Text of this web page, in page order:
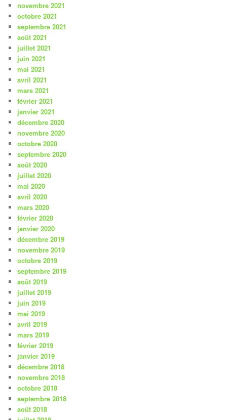
novembre 2021
octobre 2021
septembre 2021
août 2021
juillet 2021
juin 2021
mai 2021
avril 2021
mars 2021
février 2021
janvier 2021
décembre 2020
novembre 2020
octobre 2020
septembre 2020
août 2020
juillet 2020
mai 2020
avril 2020
mars 2020
février 2020
janvier 2020
décembre 2019
novembre 2019
octobre 2019
septembre 2019
août 2019
juillet 2019
juin 2019
mai 2019
avril 2019
mars 2019
février 2019
janvier 2019
décembre 2018
novembre 2018
octobre 2018
septembre 2018
août 2018